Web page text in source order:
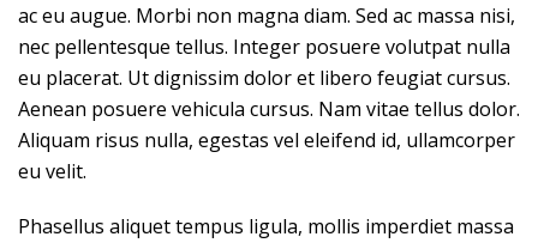
ac eu augue. Morbi non magna diam. Sed ac massa nisi,
nec pellentesque tellus. Integer posuere volutpat nulla
eu placerat. Ut dignissim dolor et libero feugiat cursus.
Aenean posuere vehicula cursus. Nam vitae tellus dolor.
Aliquam risus nulla, egestas vel eleifend id, ullamcorper
eu velit.
Phasellus aliquet tempus ligula, mollis imperdiet massa